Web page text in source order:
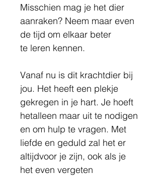
Misschien mag je het dier
aanraken? Neem maar even
de tijd om elkaar beter
te leren kennen.
Vanaf nu is dit krachtdier bij
jou. Het heeft een plekje
gekregen in je hart. Je hoeft
hetalleen maar uit te nodigen
en om hulp te vragen. Met
liefde en geduld zal het er
altijdvoor je zijn, ook als je
het even vergeten